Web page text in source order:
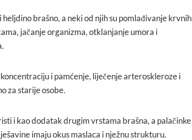
brašno, a neki od njih su pomlađivanje krvnih
jačanje organizma, otklanjanje umora i
i pamćenje, liječenje arteroskleroze i
za starije osobe.
i kao dodatak drugim vrstama brašna, a palačinke
imaju okus maslaca i nježnu strukturu.